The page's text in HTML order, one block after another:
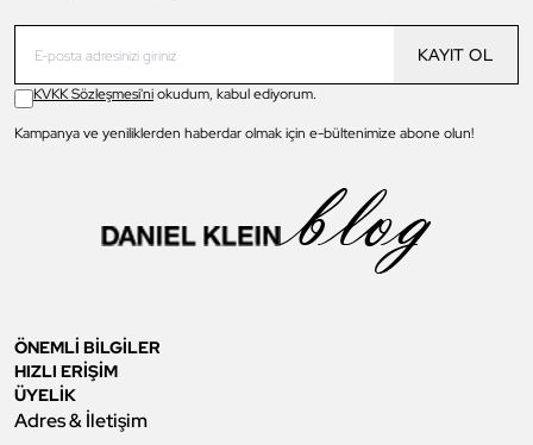
KAYIT OL
KVKK Sözleşmesi'niokudum, kabul ediyorum.
Kampanya ve yeniliklerden haberdar olmak için e-bültenimize abone olun!
ÖNEMLİ BİLGİLER
HIZLI ERİŞİM
ÜYELİK
Adres & İletişim